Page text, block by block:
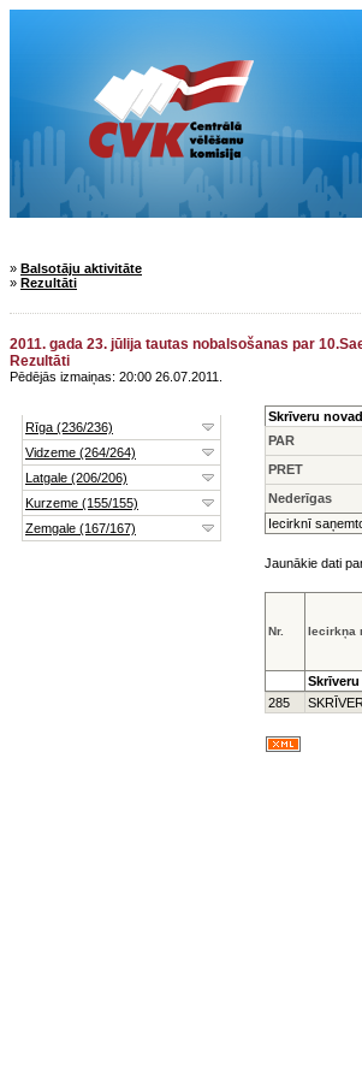
» Balsotāju aktivitāte
» Rezultāti
2011. gada 23. jūlija tautas nobalsošanas par
Rezultāti
Pēdējās izmaiņas: 20:00 26.07.2011.
Skrīveru
PAR
PRET
Nederīgas
Iecirknī
Jaunākie dati
Nr. Iecirkņa
285